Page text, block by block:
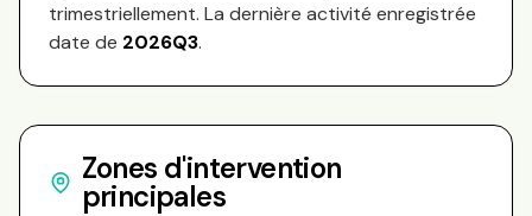
trimestriellement. La dernière activité enregistrée
date de 2026Q3.
Zones d'intervention
principales